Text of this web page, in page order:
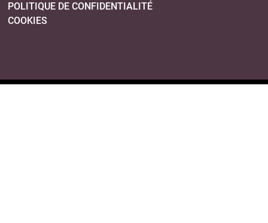
POLITIQUE DE CONFIDENTIALITÉ
COOKIES